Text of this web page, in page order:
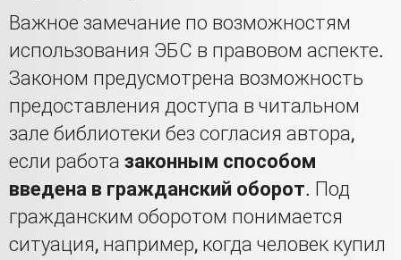
Важное замечание по возможностям
использования ЭБС в правовом аспекте.
Законом предусмотрена возможность
предоставления доступа в читальном
зале библиотеки без согласия автора,
если работа законным способом
введена в гражданский оборот. Под
гражданским оборотом понимается
ситуация, например, когда человек купил